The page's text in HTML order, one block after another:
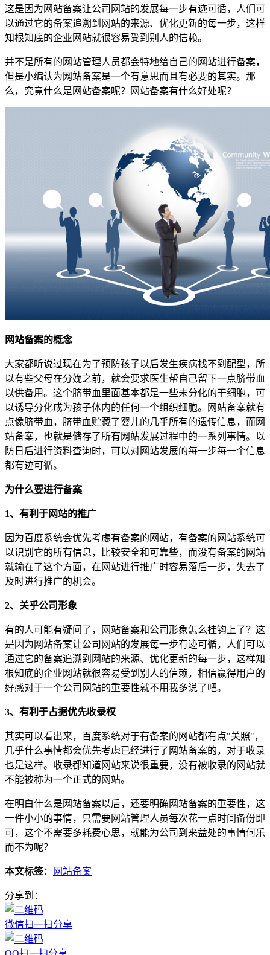
这是因为网站备案让公司网站的发展每一步有迹可循，人们可
以通过它的备案追溯到网站的来源、优化更新的每一步，这样
知根知底的企业网站就很容易受到别人的信赖。
并不是所有的网站管理人员都会特地给自己的网站进行备案，
但是小编认为网站备案是一个有意思而且有必要的其实。那
么，究竟什么是网站备案呢？网站备案有什么好处呢？
网站备案的概念
大家都听说过现在为了预防孩子以后发生疾病找不到配型，所
以有些父母在分娩之前，就会要求医生帮自己留下一点脐带血
以供备用。这个脐带血里面基本都是一些未分化的干细胞，可
以诱导分化成为孩子体内的任何一个组织细胞。网站备案就有
点像脐带血，脐带血贮藏了婴儿的几乎所有的遗传信息，而网
站备案，也就是储存了所有网站发展过程中的一系列事情。以
防日后进行资料查询时，可以对网站发展的每一步每一个信息
都有迹可循。
为什么要进行备案
1、有利于网站的推广
因为百度系统会优先考虑有备案的网站，有备案的网站系统可
以识别它的所有信息，比较安全和可靠些，而没有备案的网站
就输在了这个方面，在网站进行推广时容易落后一步，失去了
及时进行推广的机会。
2、关乎公司形象
有的人可能有疑问了，网站备案和公司形象怎么挂钩上了？这
是因为网站备案让公司网站的发展每一步有迹可循，人们可以
通过它的备案追溯到网站的来源、优化更新的每一步，这样知
根知底的企业网站就很容易受到别人的信赖，相信赢得用户的
好感对于一个公司网站的重要性就不用我多说了吧。
3、有利于占据优先收录权
其实可以看出来，百度系统对于有备案的网站都有点"关照"，
几乎什么事情都会优先考虑已经进行了网站备案的，对于收录
也是这样。收录都知道网站来说很重要，没有被收录的网站就
不能被称为一个正式的网站。
在明白什么是网站备案以后，还要明确网站备案的重要性，这
一件小小的事情，只需要网站管理人员每次花一点时间备份即
可，这个不需要多耗费心思，就能为公司到来益处的事情何乐
而不为呢？
本文标签： 网站备案
分享到：
微信扫一扫分享